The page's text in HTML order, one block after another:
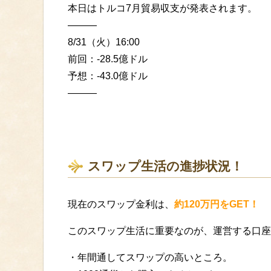
本日はトルコ7月貿易収支が発表されます。
———
8/31（火）16:00
前回：-28.5億ドル
予想：-43.0億ドル
———
スワップ生活の進捗状況！
現在のスワップ金利は、 約120万円をGET！
このスワップ生活に重要なのが、運営する口
・年間通してスワップの高いところ。